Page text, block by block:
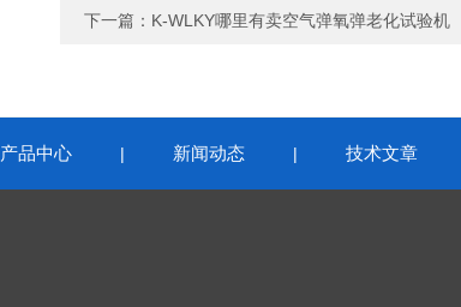
下一篇： K-WLKY哪里有卖空气弹氧弹老化试验机
产品中心 | 新闻动态 | 技术文章